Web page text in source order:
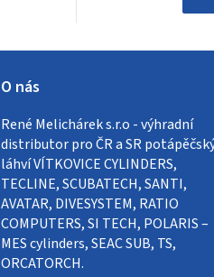
O nás
René Melichárek s.r.o - výhradní
distributor pro ČR a SR
láhví VÍTKOVICE CYLINDERS,
TECLINE, SCUBATECH, SANTI,
AVATAR, DIVESYSTEM, RATIO
COMPUTERS, SI TECH, POLARIS –
MES cylinders, SEAC SUB, TS,
ORCATORCH.